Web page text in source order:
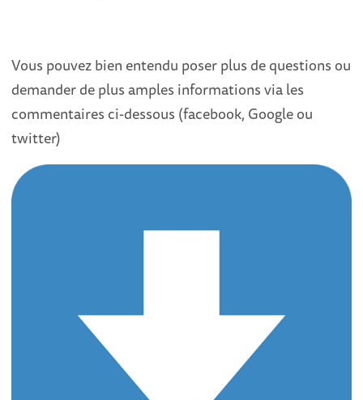
Vous pouvez bien entendu poser plus de questions ou
demander de plus amples informations via les
commentaires ci-dessous (facebook, Google ou
twitter)